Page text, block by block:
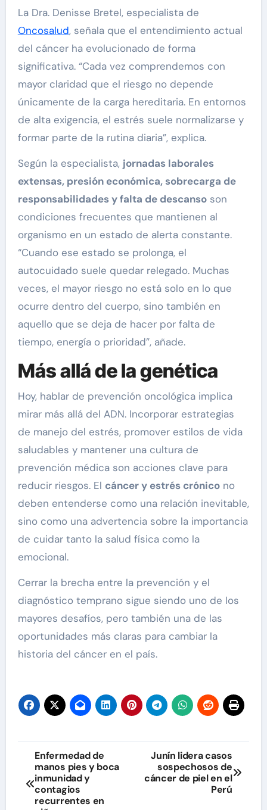
La Dra. Denisse Bretel, especialista de
Oncosalud, señala que el entendimiento actual
del cáncer ha evolucionado de forma
significativa. “Cada vez comprendemos con
mayor claridad que el riesgo no depende
únicamente de la carga hereditaria. En entornos
de alta exigencia, el estrés suele normalizarse y
formar parte de la rutina diaria”, explica.
Según la especialista, jornadas laborales
extensas, presión económica, sobrecarga de
responsabilidades y falta de descansoson
condiciones frecuentes que mantienen al
organismo en un estado de alerta constante.
“Cuando ese estado se prolonga, el
autocuidado suele quedar relegado. Muchas
veces, el mayor riesgo no está solo en lo que
ocurre dentro del cuerpo, sino también en
aquello que se deja de hacer por falta de
tiempo, energía o prioridad”, añade.
Más allá de la genética
Hoy, hablar de prevención oncológica implica
mirar más allá del ADN. Incorporar estrategias
de manejo del estrés, promover estilos de vida
saludables y mantener una cultura de
prevención médica son acciones clave para
reducir riesgos. El cáncer y estrés crónicono
deben entenderse como una relación inevitable,
sino como una advertencia sobre la importancia
de cuidar tanto la salud física como la
emocional.
Cerrar la brecha entre la prevención y el
diagnóstico temprano sigue siendo uno de los
mayores desafíos, pero también una de las
oportunidades más claras para cambiar la
historia del cáncer en el país.
Navegación
de
entradas
Enfermedad de
manos pies y boca
inmunidad y
contagios
recurrentes en
Junín lidera casos
sospechosos de
cáncer de piel en el
Perú